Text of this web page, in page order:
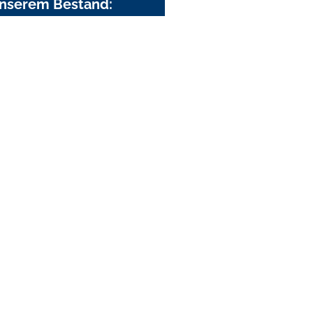
Bestand: